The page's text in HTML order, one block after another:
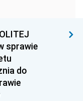
1937
sprawie
do